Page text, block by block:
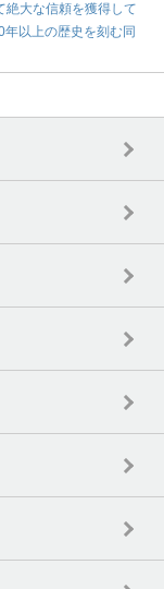
絶大な信頼を獲得して
以上の歴史を刻む同